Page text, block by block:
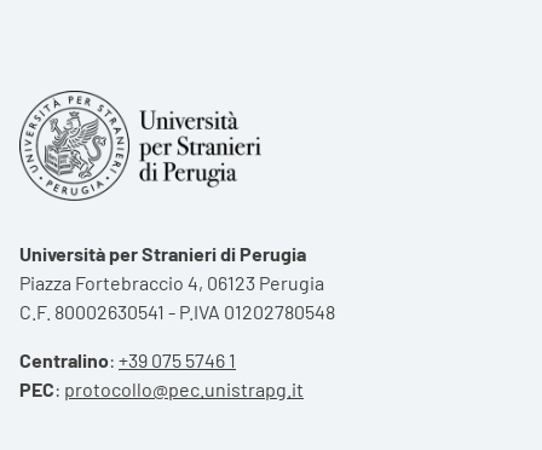
Università per Stranieri di Perugia
Piazza Fortebraccio 4, 06123 Perugia
C.F. 80002630541 - P.IVA 01202780548
Centralino: +39 075 5746 1
PEC: protocollo@pec.unistrapg.it